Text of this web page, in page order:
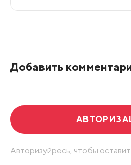
Добавить
Авторизуйресь, чтобы